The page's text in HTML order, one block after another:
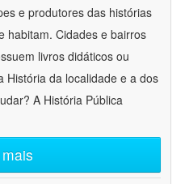
e produtores das histórias
habitam. Cidades e bairros
livros didáticos ou
História da localidade e a dos
A História Pública